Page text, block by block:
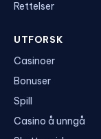
Rettelser
UTFORSK
Casinoer
Bonuser
Spill
Casino å unngå